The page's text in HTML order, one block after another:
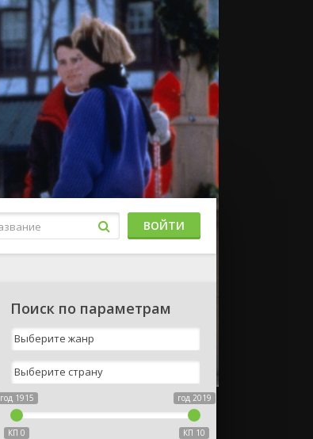
ВОЙТИ
Поиск по параметрам
год 1915 год 2019
КП 0 КП 10